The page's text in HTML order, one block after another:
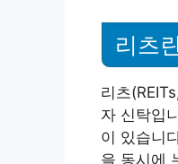
리츠
리츠
자 신탁입
이 있습니
을 동시에